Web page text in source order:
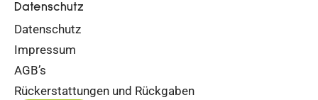
Datenschutz
Datenschutz
Impressum
AGB’s
Rückerstattungen und Rückgaben